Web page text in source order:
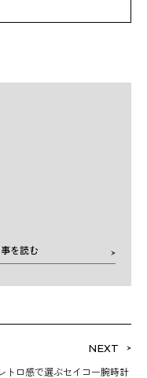
を読む
NEXT
トロ感で選ぶセイコー腕時計